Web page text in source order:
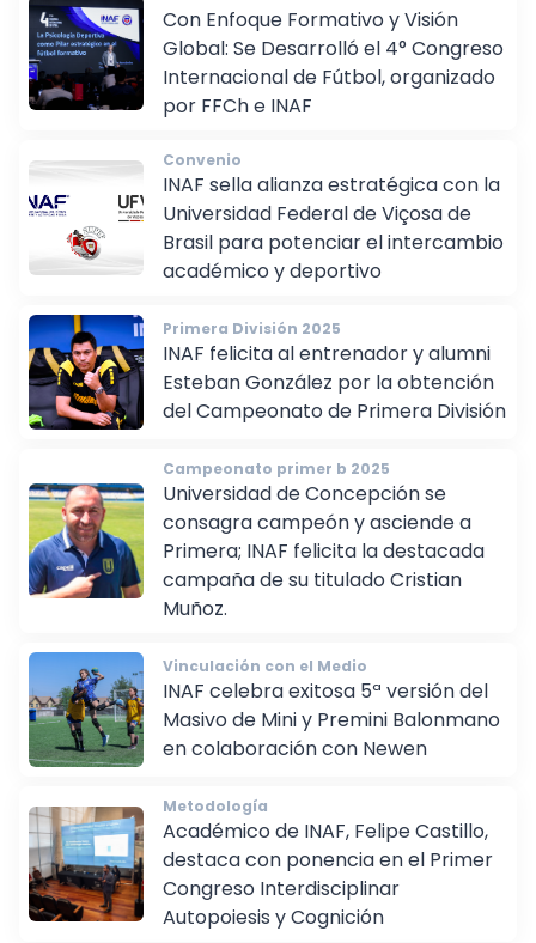
Institucional
Con Enfoque Formativo y Visión
Global: Se Desarrolló el 4° Congreso
Internacional de Fútbol, organizado
por FFCh e INAF
Convenio
INAF sella alianza estratégica con la
Universidad Federal de Viçosa de
Brasil para potenciar el intercambio
académico y deportivo
Primera División 2025
INAF felicita al entrenador y alumni
Esteban González por la obtención
del Campeonato de Primera División
Campeonato primer b 2025
Universidad de Concepción se
consagra campeón y asciende a
Primera; INAF felicita la destacada
campaña de su titulado Cristian
Vinculación con el Medio
INAF celebra exitosa 5ª versión del
Masivo de Mini y Premini Balonmano
Metodología
Académico de INAF, Felipe Castillo,
destaca con ponencia en el Primer
Congreso Interdisciplinar
Autopoiesis y Cognición